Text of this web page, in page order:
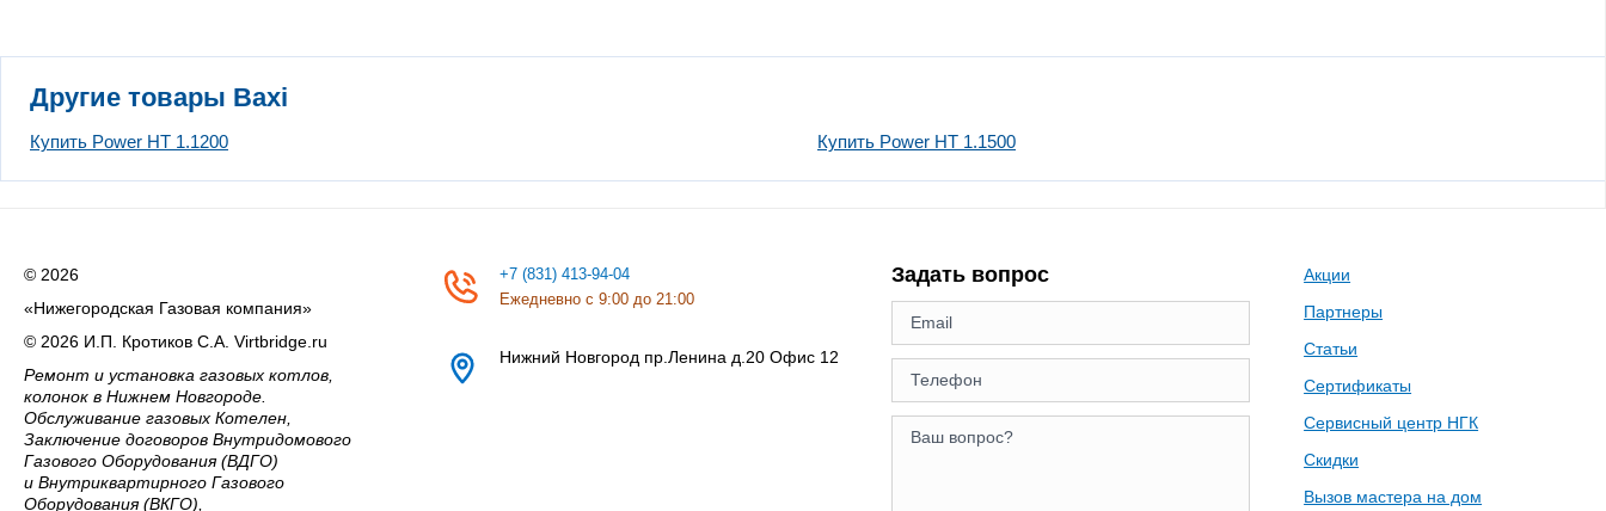
Другие товары Baxi
Купить Power HT 1.1200 Купить Power HT 1.1500
© 2026
«Нижегородская Газовая компания»
© 2026 И.П. Кротиков С.А. Virtbridge.ru
Ремонт и установка газовых котлов,
колонок в Нижнем Новгороде.
Обслуживание газовых Котелен,
Заключение договоров Внутридомового
Газового Оборудования (ВДГО)
и Внутриквартирного Газового
Оборудования (ВКГО),
+7 (831) 413-94-04
Ежедневно с 9:00 до 21:00
Нижний Новгород пр.Ленина д.20 Офис 12
Задать вопрос
Акции
Партнеры
Статьи
Сертификаты
Сервисный центр НГК
Скидки
Вызов мастера на дом